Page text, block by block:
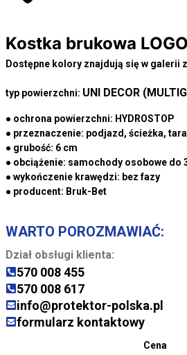
Kostka brukowa
Dostępne kolory znajdują się w galerii
typ powierzchni: UNI DECOR
● ochrona powierzchni: HYDROSTOP
● przeznaczenie: podjazd, ścieżka,
● grubość: 6 cm
● obciążenie: samochody osobowe do
● wykończenie krawędzi: bez fazy
● producent: Bruk-Bet
WARTO POROZMAWIAĆ:
Dział obsługi klienta:
570 008 455
570 008 617
info@protektor-polska.pl
formularz kontaktowy
Cena